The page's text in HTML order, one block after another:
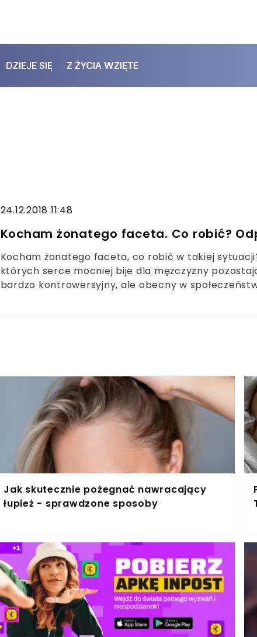
DZIEJE SIĘ Z ŻYCIA WZIĘTE
24.12.2018 11:48
Kocham żonatego faceta. Co robić?
Kocham żonatego faceta, co robić w takiej
których serce mocniej bije dla mężczyzny
bardzo kontrowersyjny, ale obecny w
Jak skutecznie pożegnać nawracający
łupież - sprawdzone sposoby